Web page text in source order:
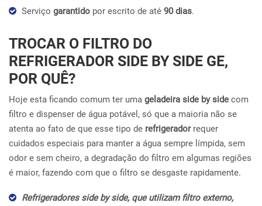
Serviço garantido por escrito de até 90 dias.
TROCAR O FILTRO DO
REFRIGERADOR SIDE BY SIDE GE,
POR QUÊ?
Hoje esta ficando comum ter uma geladeira side by side com
filtro e dispenser de água potável, só que a maioria não se
atenta ao fato de que esse tipo de refrigeradorrequer
cuidados especiais para manter a água sempre límpida, sem
odor e sem cheiro, a degradação do filtro em algumas regiões
é maior, fazendo com que o filtro se desgaste rapidamente.
Refrigeradores side by side, que utilizam filtro externo,